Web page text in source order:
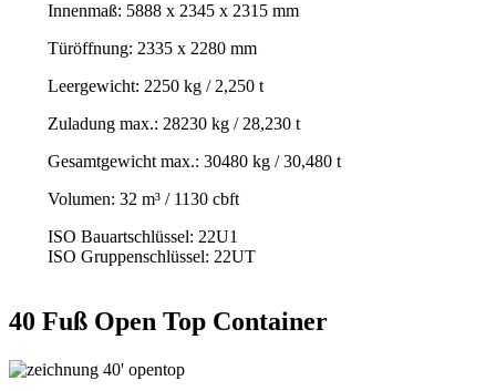
Innenmaß: 5888 x 2345 x 2315 mm
Türöffnung: 2335 x 2280 mm
Leergewicht: 2250 kg / 2,250 t
Zuladung max.: 28230 kg / 28,230 t
Gesamtgewicht max.: 30480 kg / 30,480 t
Volumen: 32 m³ / 1130 cbft
ISO Bauartschlüssel: 22U1
ISO Gruppenschlüssel: 22UT
40 Fuß Open Top Container